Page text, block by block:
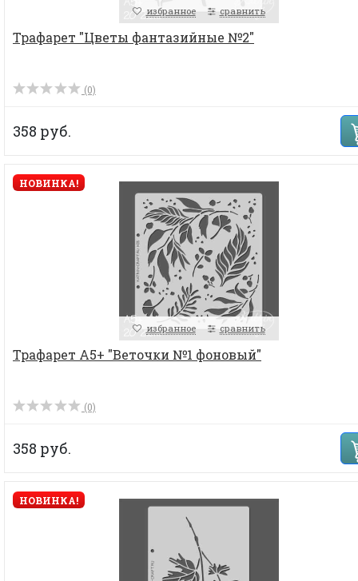
избранное сравнить
Трафарет "Цветы фантазийные №2"
(0)
358 руб.
НОВИНКА!
избранное сравнить
Трафарет А5+ "Веточки №1 фоновый"
(0)
358 руб.
НОВИНКА!